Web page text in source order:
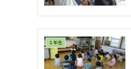
１年生